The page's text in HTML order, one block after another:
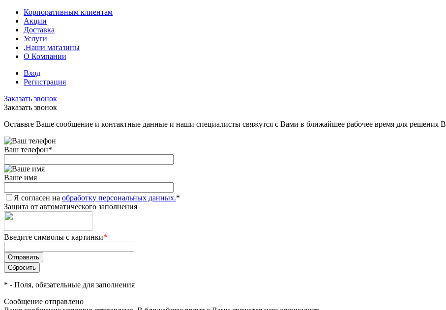
Корпоративным клиентам
Акции
Доставка
Услуги
.Наши магазины
О Компании
Вход
Регистрация
Заказать звонок
Заказать звонок
Оставьте Ваше сообщение и контактные данные и наши специалисты свяжутся с Вами в ближайшее рабочее время для решения
Ваш телефон*
Ваше имя
Я согласен на обработку персональных данных.*
Защита от автоматического заполнения
Введите символы с картинки*
* - Поля, обязательные для заполнения
Сообщение отправлено